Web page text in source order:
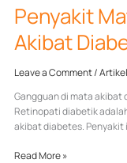
Penyakit
Akibat
Leave a Comment/
Gangguan di mata
Retinopati diabetik
akibat diabetes. Penyakit
Read More »